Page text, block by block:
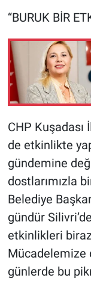
“BURUK BİR
CHP Kuşadası
de etkinlikte
gündemine
dostlarımızla
Belediye
gündür
etkinlikleri
Mücadelemize
günlerde bu